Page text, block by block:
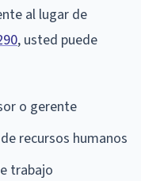
al lugar de
, usted puede
o gerente
recursos humanos
trabajo